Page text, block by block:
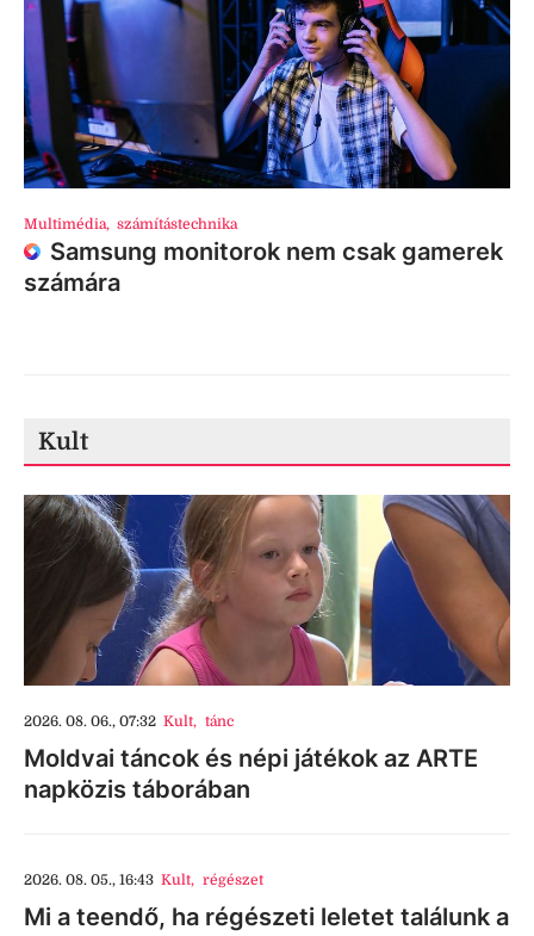
Multimédia, számítástechnika
Samsung monitorok nem csak gamerek
számára
Kult
2026. 08. 06., 07:32 Kult, tánc
Moldvai táncok és népi játékok az ARTE
napközis táborában
2026. 08. 05., 16:43 Kult, régészet
Mi a teendő, ha régészeti leletet találunk a